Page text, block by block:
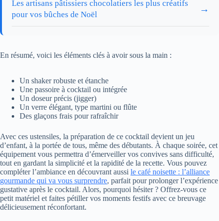
Les artisans pâtissiers chocolatiers les plus créatifs
pour vos bûches de Noël
→
En résumé, voici les éléments clés à avoir sous la main :
Un shaker robuste et étanche
Une passoire à cocktail ou intégrée
Un doseur précis (jigger)
Un verre élégant, type martini ou flûte
Des glaçons frais pour rafraîchir
Avec ces ustensiles, la préparation de ce cocktail devient un jeu
d’enfant, à la portée de tous, même des débutants. À chaque soirée, cet
équipement vous permettra d’émerveiller vos convives sans difficulté,
tout en gardant la simplicité et la rapidité de la recette. Vous pouvez
compléter l’ambiance en découvrant aussi le café noisette : l’alliance
gourmande qui va vous surprendre, parfait pour prolonger l’expérience
gustative après le cocktail. Alors, pourquoi hésiter ? Offrez-vous ce
petit matériel et faites pétiller vos moments festifs avec ce breuvage
délicieusement réconfortant.